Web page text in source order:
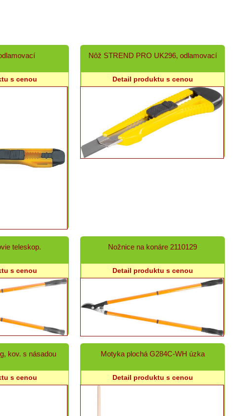
s cenou
Nôž STREND PRO UK296, odlamovací
Detail produktu s cenou
teleskop.
s cenou
Nožnice na konáre 2110129
Detail produktu s cenou
kov. s násadou
s cenou
Motyka plochá G284C-WH úzka
Detail produktu s cenou